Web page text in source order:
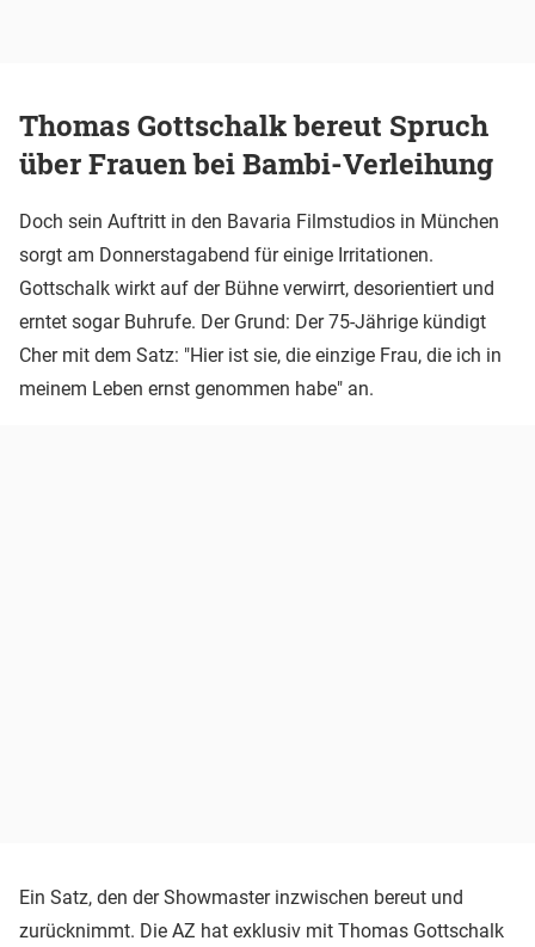
Thomas Gottschalk bereut Spruch
über Frauen bei Bambi-Verleihung
Doch sein Auftritt in den Bavaria Filmstudios in München
sorgt am Donnerstagabend für einige Irritationen.
Gottschalk wirkt auf der Bühne verwirrt, desorientiert und
erntet sogar Buhrufe. Der Grund: Der 75-Jährige kündigt
Cher mit dem Satz: "Hier ist sie, die einzige Frau, die ich in
meinem Leben ernst genommen habe" an.
Ein Satz, den der Showmaster inzwischen bereut und
zurücknimmt. Die AZ hat exklusiv mit Thomas Gottschalk